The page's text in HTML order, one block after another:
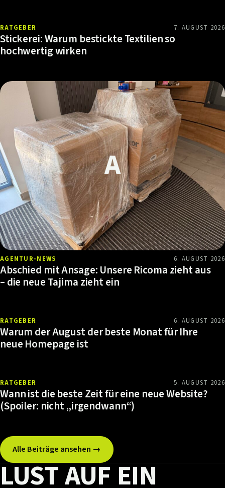
RATGEBER 7. AUGUST 2026
Stickerei: Warum bestickte Textilien so
hochwertig wirken
AGENTUR-NEWS 6. AUGUST 2026
Abschied mit Ansage: Unsere Ricoma zieht aus
– die neue Tajima zieht ein
RATGEBER 6. AUGUST 2026
Warum der August der beste Monat für Ihre
neue Homepage ist
RATGEBER 5. AUGUST 2026
Wann ist die beste Zeit für eine neue Website?
(Spoiler: nicht „irgendwann“)
Alle Beiträge ansehen →
LUST AUF EIN